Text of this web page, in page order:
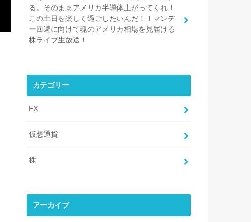
る。そのままアメリカ半導体上がってくれ！
この土日を楽しく過ごしたいんだ！！マンデ
ー回避に向けて魂のアメリカ相場を見届ける
株ライブ生放送！
カテゴリー
FX
仮想通貨
株
アーカイブ